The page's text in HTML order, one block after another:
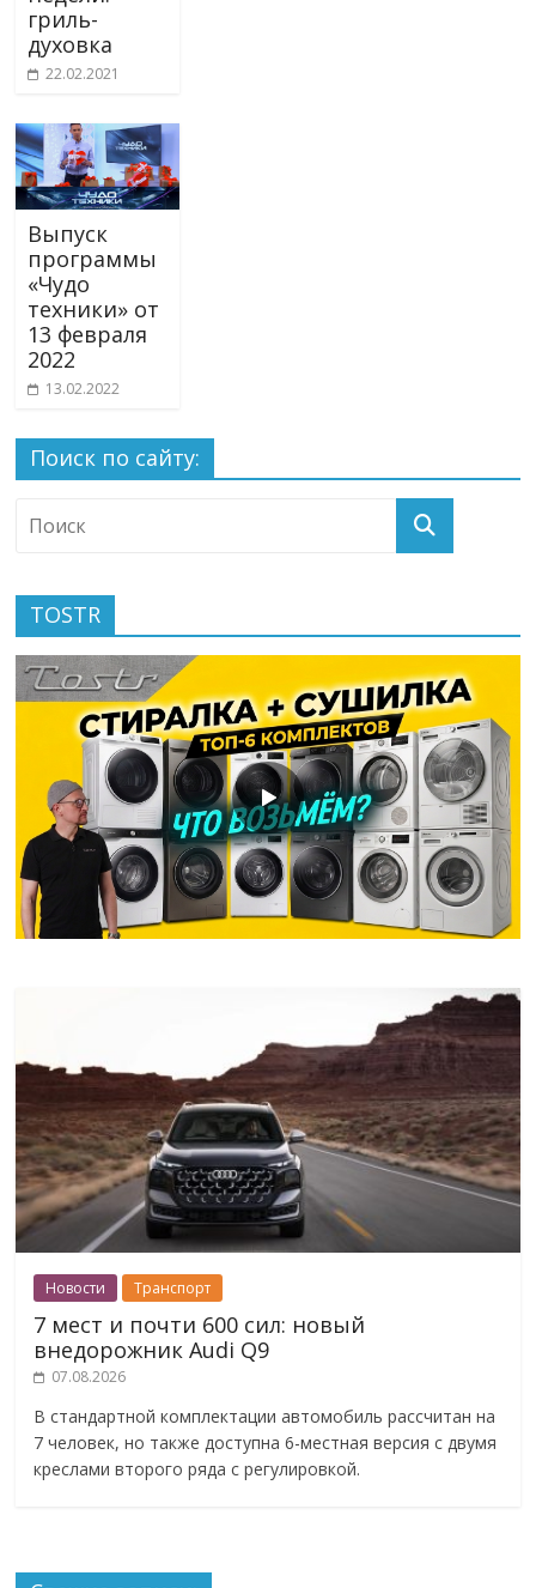
гриль-
духовка
22.02.2021
Выпуск
программы
«Чудо
техники» от
13 февраля
2022
13.02.2022
Поиск по сайту:
TOSTR
Новости Транспорт
7 мест и почти 600 сил: новый
внедорожник Audi Q9
07.08.2026
В стандартной комплектации автомобиль рассчитан на
7 человек, но также доступна 6-местная версия с двумя
креслами второго ряда с регулировкой.